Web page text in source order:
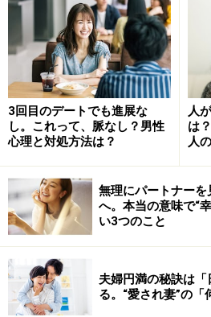
難しいでしょう。
例えば、恋人がかなり好みのタ
激しくて、LINEの返事が遅いと
疑っていたりするようなタイプ
なることは多いもの。
ある程度、好みのタイプで、一
自分らしくいられるような相手
れる理由がない」ということも
でしょう。
つまり、結婚相手など、長く続
パートナーを選ぶときには、極
3回目のデートでも進展な
し。これって、脈なし？男性
心理と対処方法は？
人
は
人
無理にパートナー
へ。本当の意味で“
い3つのこと
夫婦円満の秘訣は
る。“愛され妻”の